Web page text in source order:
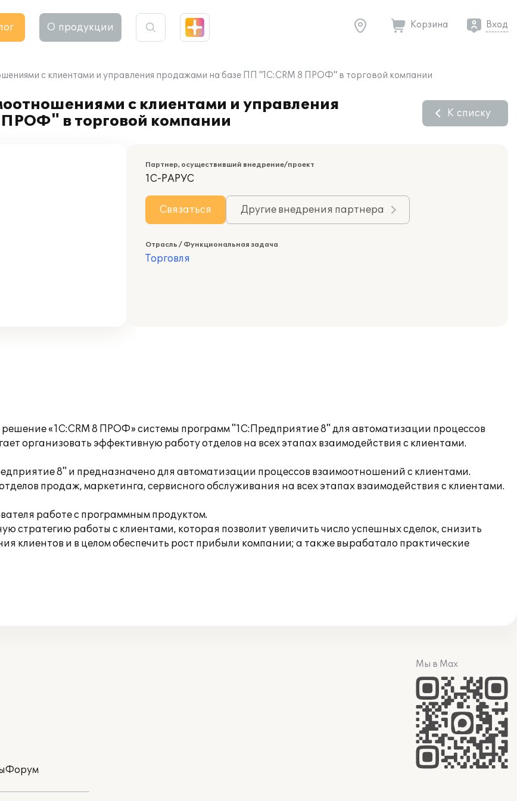
О продукции Корзина Вход
с клиентами и управления продажами на базе ПП "1С:CRM 8 ПРОФ" в торговой компании
с клиентами и управления
в торговой компании
К списку
Партнер, осуществивший внедрение/проект
1С-РАРУС
Связаться Другие внедрения партнера
Отрасль / Функциональная задача
Торговля
«1С:CRM 8 ПРОФ» системы программ "1С:Предприятие 8" для автоматизации процессов
организовать эффективную работу отделов на всех этапах взаимодействия с клиентами.
8" и предназначено для автоматизации процессов взаимоотношений с клиентами.
продаж, маркетинга, сервисного обслуживания на всех этапах взаимодействия с клиентами.
работе с программным продуктом.
стратегию работы с клиентами, которая позволит увеличить число успешных сделок, снизить
клиентов и в целом обеспечить рост прибыли компании; а также вырабатало практические
Форум
Мы в Max